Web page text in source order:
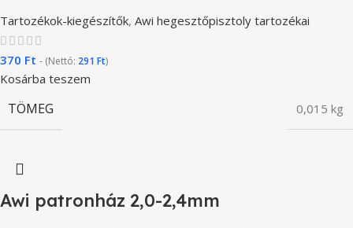
Tartozékok-kiegészítők, Awi hegesztőpisztoly tartozékai
370 Ft - (Nettó: 291 Ft)
Kosárba teszem
TÖMEG 0,015 kg
Awi patronház 2,0-2,4mm